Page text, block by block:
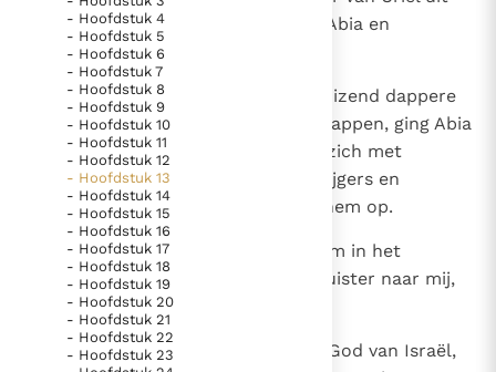
Nieuwste Documenten
5. Het gebed van de Kerk
In Christus wordt onze honger vervuld
Leer de kostbare parel van Gods koninkrijk te
herkennen
Gods Koninkrijk groeit stilletjes door liefde, niet door
De mystiek. De mystieke verschijnselen en de
heiligheid
Berichten
Het Vaticaan publiceert een nieuwe Latijnse uitgave
van het Romeins martyrologium
Vaticaanse financiële waakhond verliest autonomie
Paus spreekt het Wereldvoedselprogramma toe
- Hoofdstuk 4
- Hoofdstuk 5
- Hoofdstuk 6
- Hoofdstuk 7
- Hoofdstuk 8
- Hoofdstuk 9
- Hoofdstuk 10
- Hoofdstuk 11
- Hoofdstuk 12
- Hoofdstuk 13
- Hoofdstuk 14
- Hoofdstuk 15
- Hoofdstuk 16
- Hoofdstuk 17
- Hoofdstuk 18
- Hoofdstuk 19
- Hoofdstuk 20
- Hoofdstuk 21
- Hoofdstuk 22
- Hoofdstuk 23
Gibea. Er heerste oorlog tussen Abia en
Jerobeam.
Met een leger van vierhonderdduizend dappere
krijgers, allen uitgelezen manschappen, ging Abia
de strijd in, en Jerobeam stelde zich met
achthonderdduizend dappere krijgers en
uitgelezen manschappen tegen hem op.
Nu ging Abia op de berg Semaraim in het
Efraïmgebergte staan en riep: 'Luister naar mij,
Jerobeam en heel Israël.
U weet heel goed dat Jahwe, de God van Israël,